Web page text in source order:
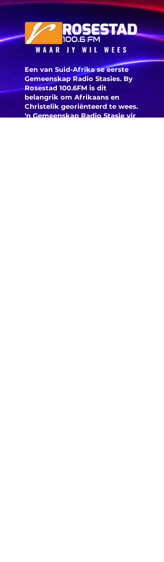
Een van Suid-Afrika se eerste
Gemeenskap Radio Stasies. By
Rosestad 100.6FM is dit
belangrik om Afrikaans en
Christelik georiënteerd te wees.
'n Gemeenskap Radio Stasie vir